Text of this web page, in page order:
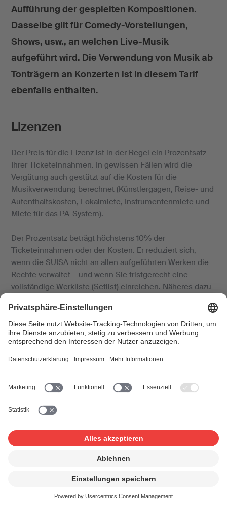
Aufführung der gespielten Kompositionen.
Dasselbe gilt für Comedy-Vorstellungen,
Shows, usw., an welchen Live-Musik
aufgeführt wird. Die Verwendung von Musik ab
Tonträgern an Konzerten ist in diesem Tarif
ebenfalls enthalten.
Lizenzen
Der Preis für die Lizenz ist in der Regel ein Prozentsatz
Ihrer Ticketeinnahmen. In gewissen Fällen wird die
Vergütung auch gestützt auf die Kosten für die
Musikverwendung berechnet (Künstlergagen, Reise- und
Aufenthaltskosten, Lokalmiete, Instrumentenmiete und
Miete für das PA-System).
Der Prozentsatz beträgt höchstens 10% der
Ticketeinnahmen oder der Kosten. Er reduziert sich,
wenn die SUISA nicht an allen aufgeführten Werken die
Rechte verwaltet – und wenn Sie fristgerecht eine
vollständige Werkliste (Setlist) einreichen. Näheres dazu
Spielen Sie im Handel erhältliche Aufnahmen ab (CDs,
MP3s, Streaming usw.), lizenzieren wir zudem im Auftrag
der SWISSPERFORM die Rechte der Interpreten und
Produzenten (verwandte Schutzrechte).
So gehen Sie vor
die Werkliste an uns zu senden.
Anschliessend erhalten Sie von uns eine Lizenz sowie
Geld an die berechtigten Komponisten/innen,
Textautoren/innen und Musik-Verlage.